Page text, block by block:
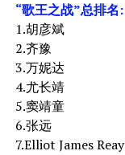
“歌王之战”总排名:
1.胡彦斌
2.齐豫
3.万妮达
4.尤长靖
5.窦靖童
6.张远
7.Elliot James Reay